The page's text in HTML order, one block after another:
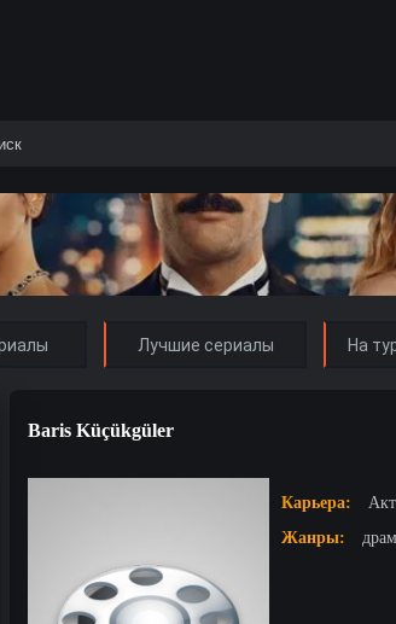
Лучшие сериалы На
Baris Küçükgüler
Карьера:
Жанры: